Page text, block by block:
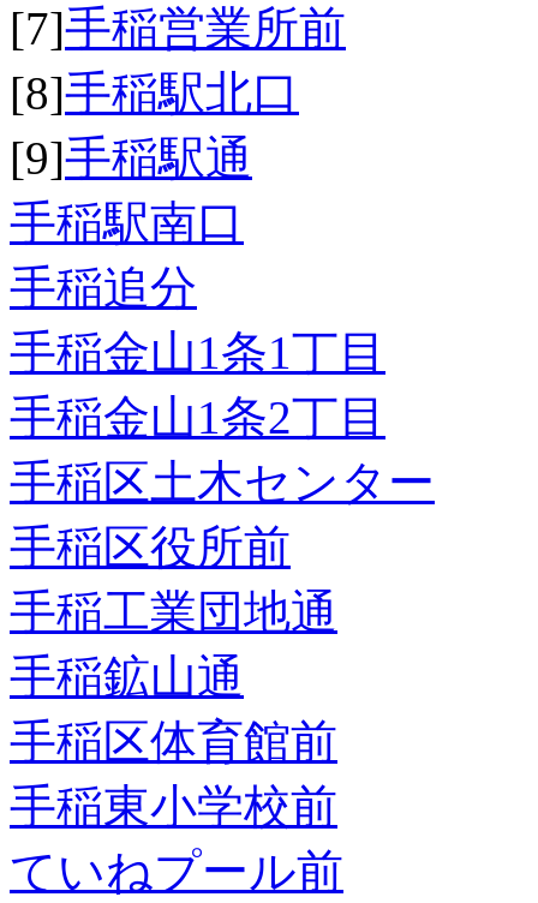
[7]手稲営業所前
[8]手稲駅北口
[9]手稲駅通
手稲駅南口
手稲追分
手稲金山1条1丁目
手稲金山1条2丁目
手稲区土木センター
手稲区役所前
手稲工業団地通
手稲鉱山通
手稲区体育館前
手稲東小学校前
ていねプール前